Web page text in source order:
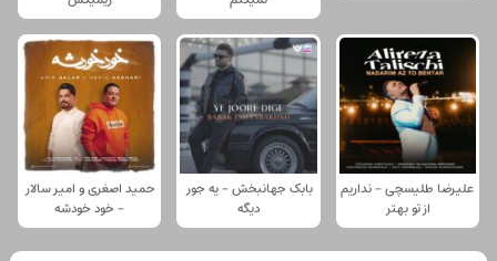
علیرضا طلیسچی - نداریم
از تو بهتر
بابک جهانبخش - یه جور
دیگه
حمید اصغری و امیر سالار
- خود خودشه